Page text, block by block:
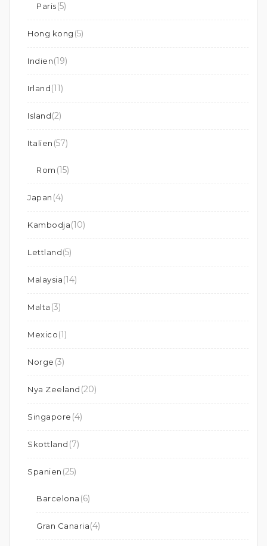
Paris(5)
Hong kong (5)
Indien(19)
Irland(11)
Island(2)
Italien (57)
Rom (15)
Japan (4)
Kambodja(10)
Lettland(5)
Malaysia(14)
Malta (3)
Mexico(1)
Norge (3)
Nya Zeeland (20)
Singapore (4)
Skottland (7)
Spanien (25)
Barcelona (6)
Gran Canaria(4)